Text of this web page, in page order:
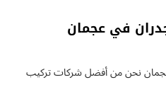
في عجمان
نحن من أفضل شركات تركيب